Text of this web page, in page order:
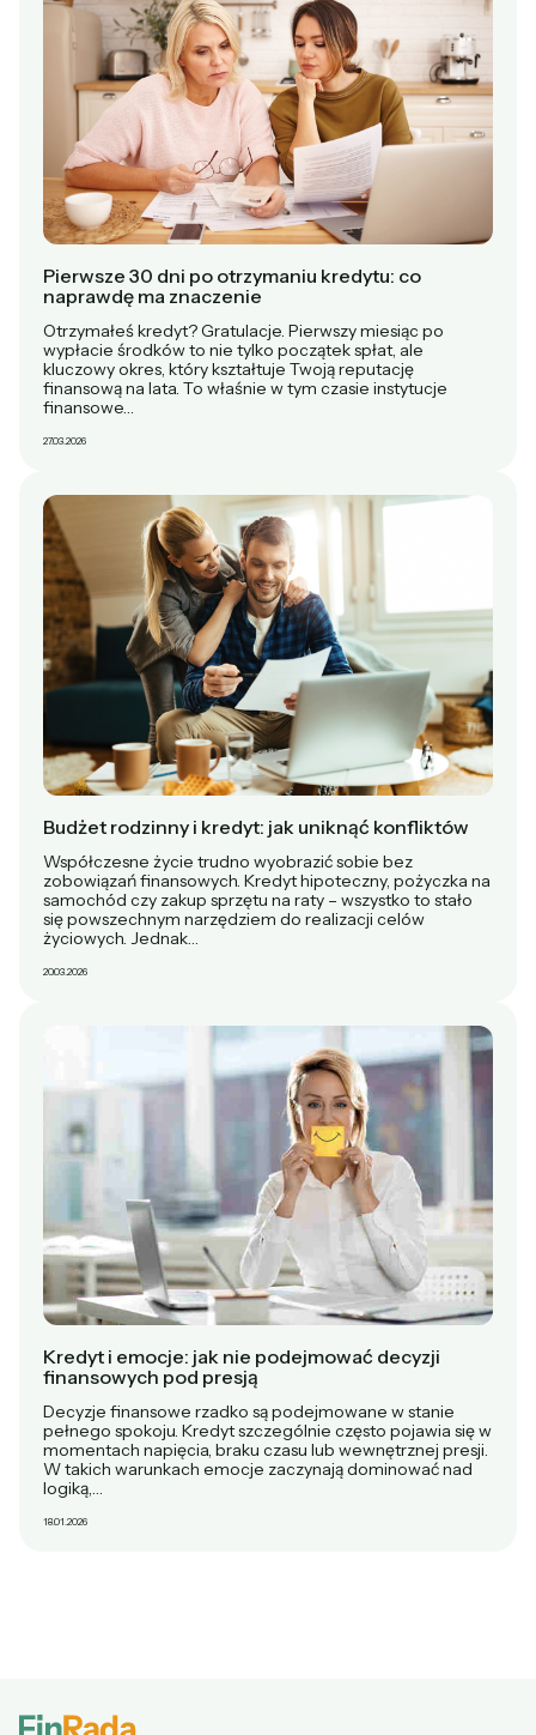
Pierwsze 30 dni po otrzymaniu kredytu: co
naprawdę ma znaczenie
Otrzymałeś kredyt? Gratulacje. Pierwszy miesiąc po
wypłacie środków to nie tylko początek spłat, ale
kluczowy okres, który kształtuje Twoją reputację
finansową na lata. To właśnie w tym czasie instytucje
finansowe…
27.03.2026
Budżet rodzinny i kredyt: jak uniknąć konfliktów
Współczesne życie trudno wyobrazić sobie bez
zobowiązań finansowych. Kredyt hipoteczny, pożyczka na
samochód czy zakup sprzętu na raty – wszystko to stało
się powszechnym narzędziem do realizacji celów
życiowych. Jednak…
20.03.2026
Kredyt i emocje: jak nie podejmować decyzji
finansowych pod presją
Decyzje finansowe rzadko są podejmowane w stanie
pełnego spokoju. Kredyt szczególnie często pojawia się w
momentach napięcia, braku czasu lub wewnętrznej presji.
W takich warunkach emocje zaczynają dominować nad
logiką,…
18.01.2026